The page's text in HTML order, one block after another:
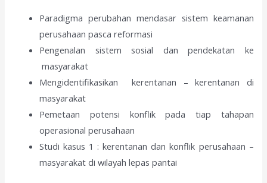
Paradigma perubahan mendasar sistem keamanan
perusahaan pasca reformasi
Pengenalan sistem sosial dan pendekatan ke
masyarakat
Mengidentifikasikan kerentanan – kerentanan di
masyarakat
Pemetaan potensi konflik pada tiap tahapan
operasional perusahaan
Studi kasus 1 : kerentanan dan konflik perusahaan –
masyarakat di wilayah lepas pantai